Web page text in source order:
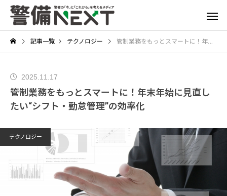
記事一覧 テクノロジー 管制業務をもっとスマートに！年末年始に見直したい“シフト・勤怠管理”の効率化
2025.11.17
管制業務をもっとスマートに！年末年始に見直し
たい“シフト・勤怠管理”の効率化
テクノロジー